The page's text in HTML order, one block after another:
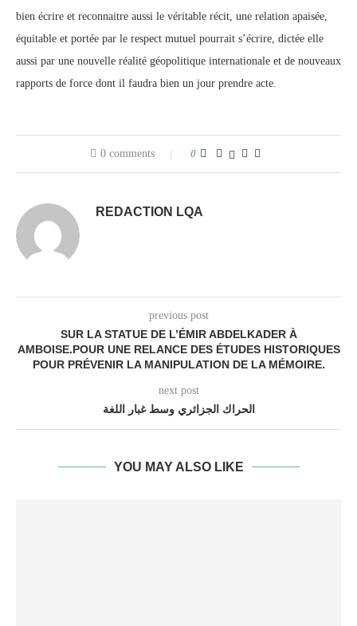
bien écrire et reconnaitre aussi le véritable récit, une relation apaisée,
équitable et portée par le respect mutuel pourrait s’écrire, dictée elle
aussi par une nouvelle réalité géopolitique internationale et de nouveaux
rapports de force dont il faudra bien un jour prendre acte.
0 comments 0
REDACTION LQA
previous post
SUR LA STATUE DE L’ÉMIR ABDELKADER À
AMBOISE.POUR UNE RELANCE DES ÉTUDES HISTORIQUES
POUR PRÉVENIR LA MANIPULATION DE LA MÉMOIRE.
next post
الحراك الجزائري وسط غبار اللغة
YOU MAY ALSO LIKE